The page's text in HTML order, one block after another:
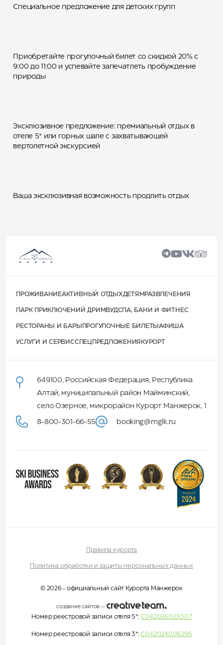
Специальное предложение для детских групп
Приобретайте прогулочный билет со скидкой 20% с
9:00 до 11:00 и успевайте запечатлеть пробуждение
природы
Эксклюзивное предложение: премиальный отдых в
отеле 5* или горных шале с захватывающей
вертолетной экскурсией
Время для отдыха:
бронируйте 3 ночи —
Ваша эксклюзивная возможность продлить отдых
ПРОЖИВАНИЕАКТИВНЫЙ ОТДЫХДЕТЯМ РАЗВЛЕЧЕНИЯ
ПАРК ПРИКЛЮЧЕНИЙ ДРИМВУДСПА, БАНИ И ФИТНЕС
РЕСТОРАНЫ И БАРЫ ПРОГУЛОЧНЫЕ БИЛЕТЫАФИША
УСЛУГИ И СЕРВИССПЕЦПРЕДЛОЖЕНИЯ КУРОРТ
649100, Российская Федерация, Республика
Алтай, муниципальный район Майминский,
село Озерное, микрорайон Курорт Манжерок, 1
8-800-301-66-55 booking@mglk.ru
Правила курорта
Политика обработки и защиты персональных данных
© 2026 - официальный сайт Курорта Манжерок
создание сайтов—
Номер реестровой записи отеля 5*:С042026023007
Номер реестровой записи отеля 3*:С042024006296